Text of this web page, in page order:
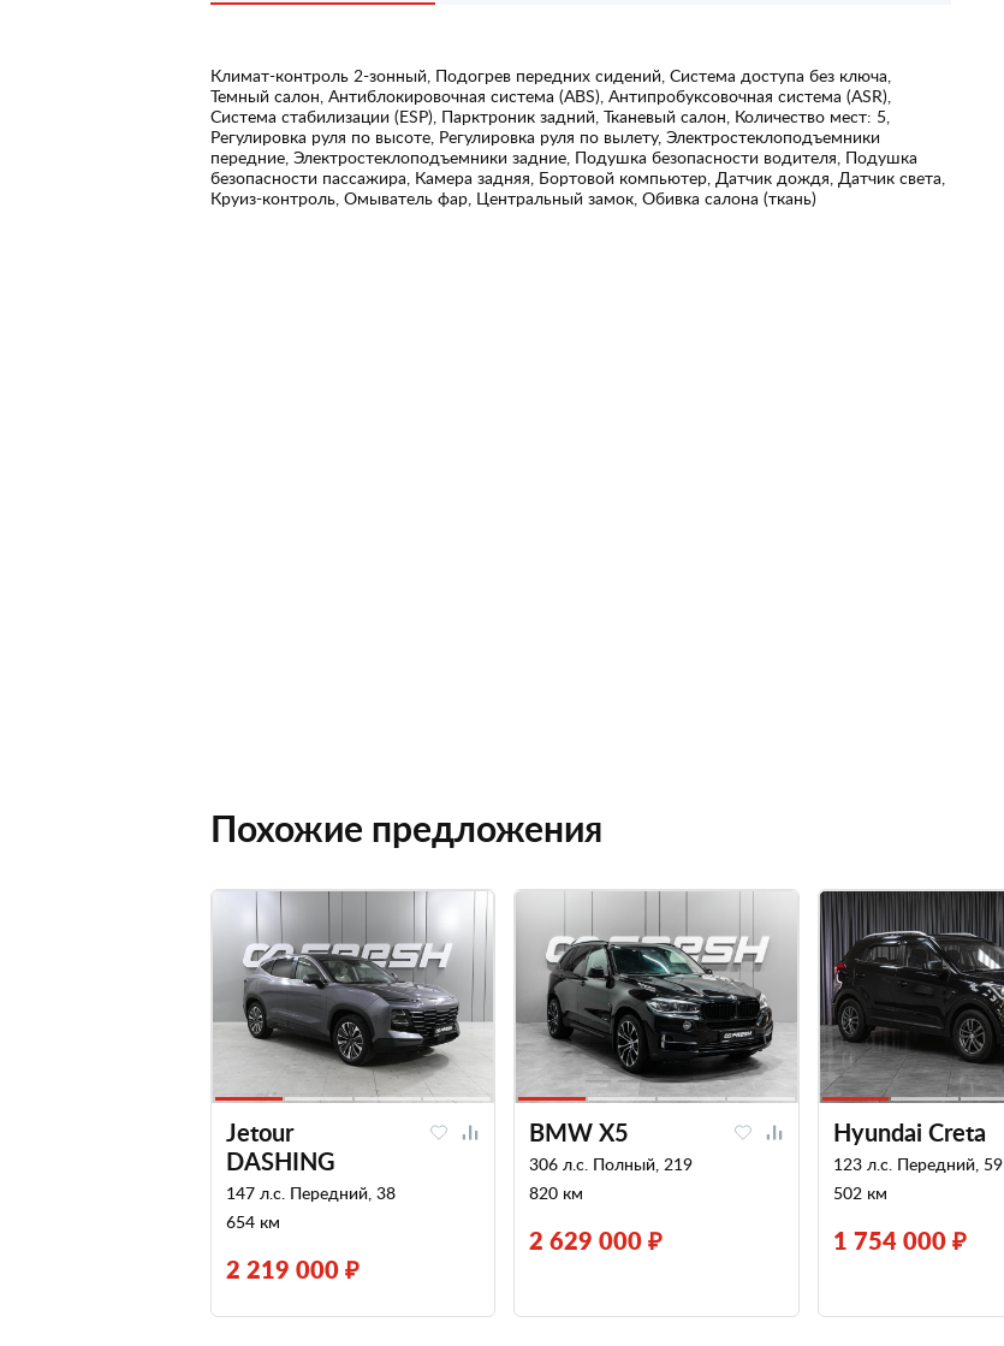
Климат-контроль 2-зонный, Подогрев передних сидений, Система доступа без ключа,
Темный салон, Антиблокировочная система (ABS), Антипробуксовочная система (ASR),
Система стабилизации (ESP), Парктроник задний, Тканевый салон, Количество мест: 5,
Регулировка руля по высоте, Регулировка руля по вылету, Электростеклоподъемники
передние, Электростеклоподъемники задние, Подушка безопасности водителя, Подушка
безопасности пассажира, Камера задняя, Бортовой компьютер, Датчик дождя, Датчик света,
Круиз-контроль, Омыватель фар, Центральный замок, Обивка салона (ткань)
Похожие предложения
Jetour
DASHING
147 л.с. Передний, 38
654 км
2 219 000 ₽
BMW X5
306 л.с. Полный, 219
820 км
2 629 000 ₽
Hyundai Creta
123 л.с. Передний, 59
502 км
1 754 000 ₽